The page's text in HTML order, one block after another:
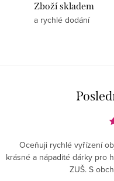
Zboží skladem
a rychlé dodání
Oceňuji rychlé vyřízení
krásné a nápadité dárky pro
ZUŠ. S